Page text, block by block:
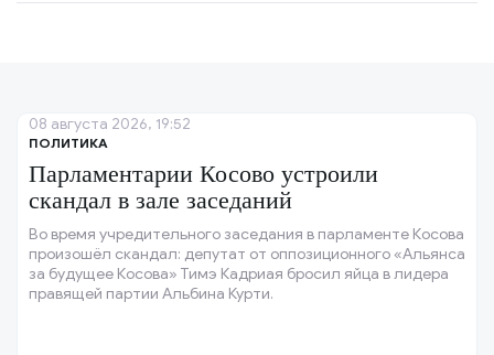
ПОЛИТИКА
Парламентарии Косово устроили
скандал в зале заседаний
Во время учредительного заседания в парламенте Косова
произошёл скандал: депутат от оппозиционного «Альянса
за будущее Косова» Тимэ Кадриая бросил яйца в лидера
правящей партии Альбина Курти.
08 августа 2026, 19:52